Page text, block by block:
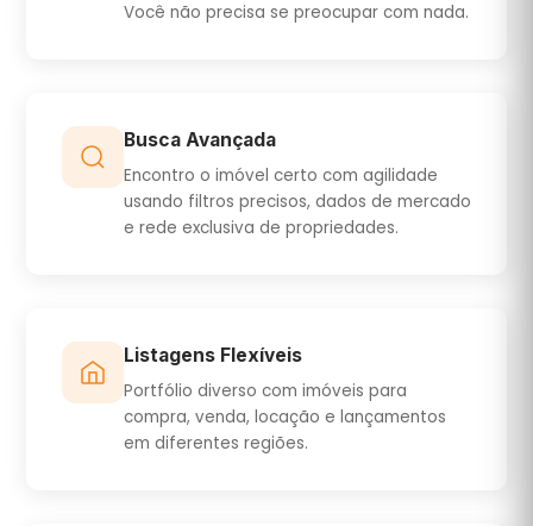
Você não precisa se preocupar com nada.
Busca Avançada
Encontro o imóvel certo com agilidade
usando filtros precisos, dados de mercado
e rede exclusiva de propriedades.
Listagens Flexíveis
Portfólio diverso com imóveis para
compra, venda, locação e lançamentos
em diferentes regiões.